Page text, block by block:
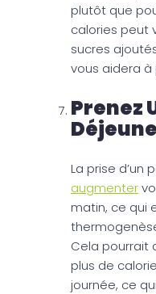
plutôt que
calories peut
sucres
vous aidera à
Prenez
La prise
augmenter
matin, ce qui
Cela pourrait
plus de
journée, ce